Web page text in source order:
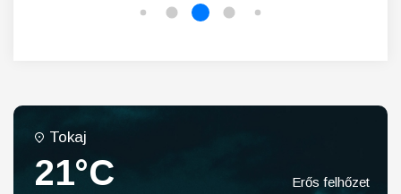
Tokaj
21°C Erős felhőzet